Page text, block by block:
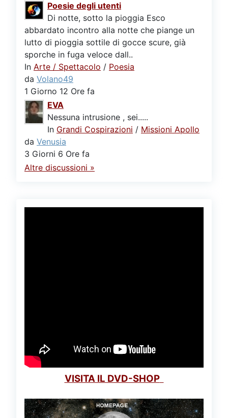
Poesie degli utenti
Di notte, sotto la pioggia Esco
abbardato incontro alla notte che piange un
lutto di pioggia sottile di gocce scure, già
sporche in fuga veloce dall..
In Arte / Spettacolo / Poesia
da Volano49
1 Giorno 12 Ore fa
EVA
Nessuna intrusione , sei.....
In Grandi Cospirazioni / Missioni Apollo
da Venusia
3 Giorni 6 Ore fa
Altre discussioni »
VISITA IL DVD-SHOP